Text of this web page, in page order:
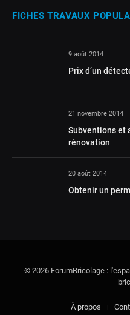
FICHES TRAVAUX
9 août 2014
Prix d’un
21 novembre 2014
Subventions et
rénovation
20 août 2014
Obtenir un
© 2026 ForumBricolage :
À propos